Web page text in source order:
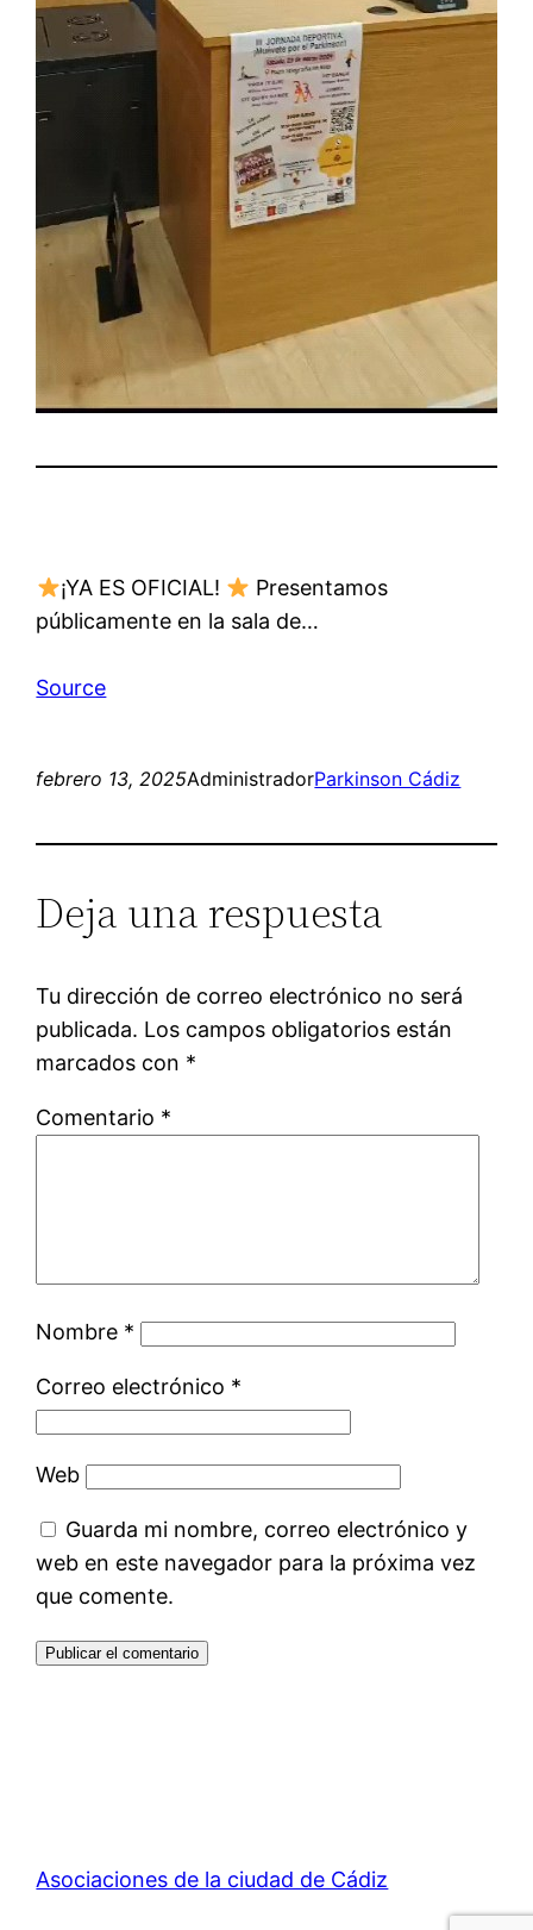
¡YA ES OFICIAL!
Presentamos
públicamente en la sala de…
Source
febrero 13, 2025AdministradorParkinson Cádiz
Deja una respuesta
Tu dirección de correo electrónico no será
publicada. Los campos obligatorios están
marcados con *
Comentario *
Nombre *
Correo electrónico *
Web
Guarda mi nombre, correo electrónico y
web en este navegador para la próxima vez
que comente.
Asociaciones de la ciudad de Cádiz